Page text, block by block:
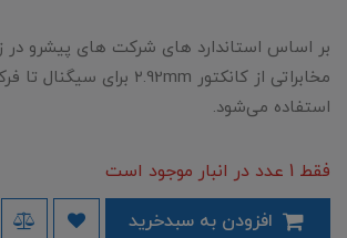
بر اساس استاندارد های شرکت های پیشرو در
استفاده می‌شود.
فقط 1 عدد در انبار موجود است